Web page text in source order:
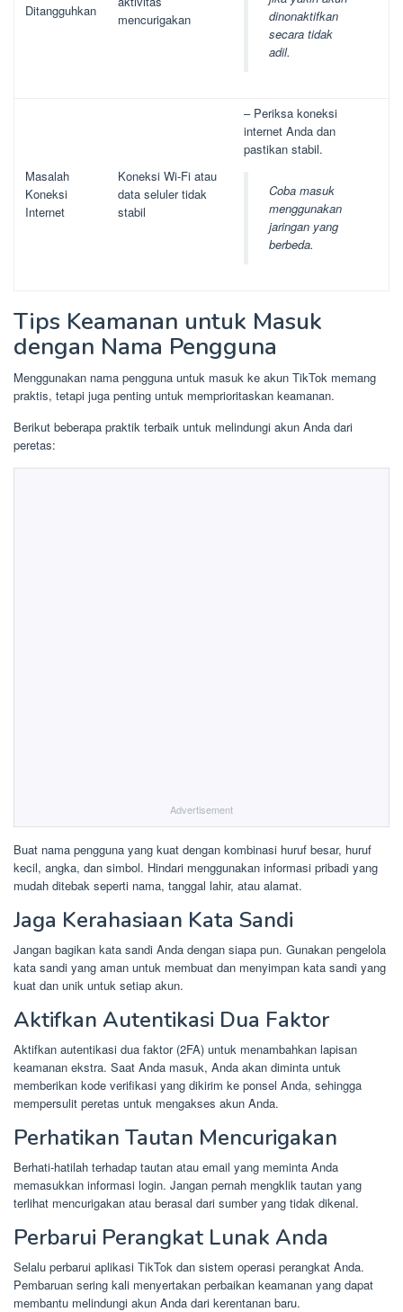
Ditangguhkan
mencurigakan
dinonaktifkan
secara tidak
adil.
Masalah
Koneksi
Internet
Koneksi Wi-Fi atau
data seluler tidak
stabil
– Periksa koneksi
internet Anda dan
pastikan stabil.
Coba masuk
menggunakan
jaringan yang
berbeda.
Tips Keamanan untuk Masuk
dengan Nama Pengguna
Menggunakan nama pengguna untuk masuk ke akun TikTok memang
praktis, tetapi juga penting untuk memprioritaskan keamanan.
Berikut beberapa praktik terbaik untuk melindungi akun Anda dari
peretas:
Advertisement
Buat nama pengguna yang kuat dengan kombinasi huruf besar, huruf
kecil, angka, dan simbol. Hindari menggunakan informasi pribadi yang
mudah ditebak seperti nama, tanggal lahir, atau alamat.
Jaga Kerahasiaan Kata Sandi
Jangan bagikan kata sandi Anda dengan siapa pun. Gunakan pengelola
kata sandi yang aman untuk membuat dan menyimpan kata sandi yang
kuat dan unik untuk setiap akun.
Aktifkan Autentikasi Dua Faktor
Aktifkan autentikasi dua faktor (2FA) untuk menambahkan lapisan
keamanan ekstra. Saat Anda masuk, Anda akan diminta untuk
memberikan kode verifikasi yang dikirim ke ponsel Anda, sehingga
mempersulit peretas untuk mengakses akun Anda.
Perhatikan Tautan Mencurigakan
Berhati-hatilah terhadap tautan atau email yang meminta Anda
memasukkan informasi login. Jangan pernah mengklik tautan yang
terlihat mencurigakan atau berasal dari sumber yang tidak dikenal.
Perbarui Perangkat Lunak Anda
Selalu perbarui aplikasi TikTok dan sistem operasi perangkat Anda.
Pembaruan sering kali menyertakan perbaikan keamanan yang dapat
membantu melindungi akun Anda dari kerentanan baru.